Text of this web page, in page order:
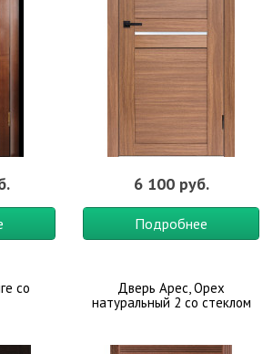
6 100 руб.
Подробнее
со
Дверь Арес, Орех
натуральный 2 со стеклом